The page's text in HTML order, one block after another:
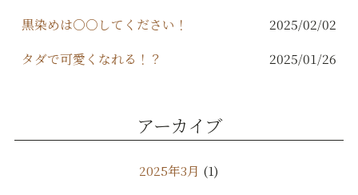
黒染めは○○してください！
2025/02/02
タダで可愛くなれる！？
2025/01/26
アーカイブ
2025年3月 (1)